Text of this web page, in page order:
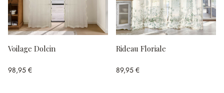
Voilage Dolcin
98,95 €
Rideau Floriale
89,95 €